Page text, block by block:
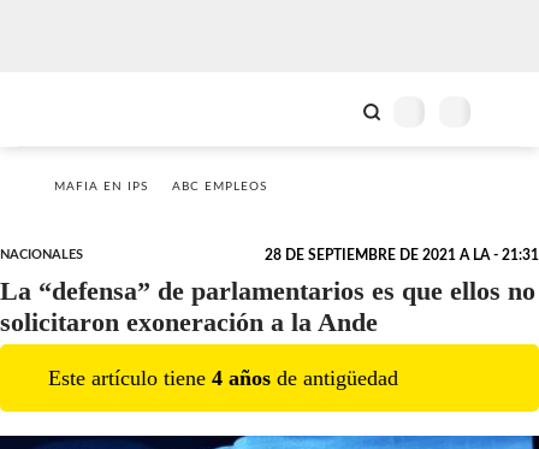
MAFIA EN IPS ABC EMPLEOS
NACIONALES 28 DE SEPTIEMBRE DE 2021 A LA - 21:31
La “defensa” de parlamentarios es que ellos no
solicitaron exoneración a la Ande
Este artículo tiene 4 años de antigüedad